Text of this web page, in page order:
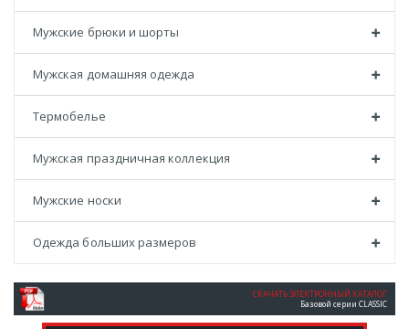
Мужские брюки и шорты
Мужская домашняя одежда
Термобелье
Мужская праздничная коллекция
Мужские носки
Одежда больших размеров
СКАЧАТЬ ЭЛЕКТРОННЫЙ КАТАЛОГ
Базовой серии CLASSIC